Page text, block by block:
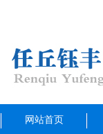
网站首页